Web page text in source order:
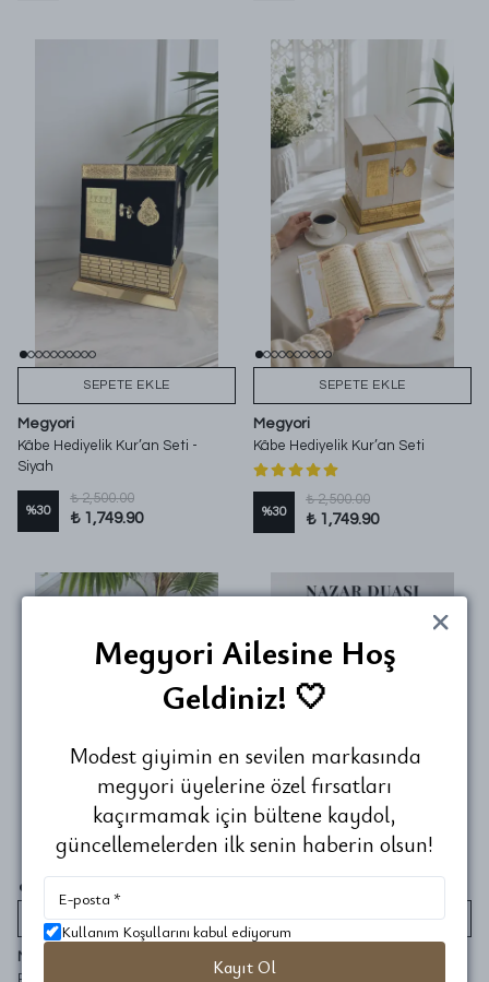
SEPETE EKLE
Megyori
Kâbe Hediyelik Kur’an Seti -
Siyah
%30
₺ 2,500.00
₺ 1,749.90
SEPETE EKLE
Megyori
Kâbe Hediyelik Kur’an Seti
%30
₺ 2,500.00
₺ 1,749.90
SEPETE EKLE
Megyori
Ravza-i Mutahhara Yeşili Halı
SEPETE EKLE
Megyori
Megyori Ailesine Hoş
Geldiniz! 🤍
Modest giyimin en sevilen markasında
megyori üyelerine özel fırsatları
kaçırmamak için bültene kaydol,
güncellemelerden ilk senin haberin olsun!
Kullanım Koşullarını kabul ediyorum
Kayıt Ol